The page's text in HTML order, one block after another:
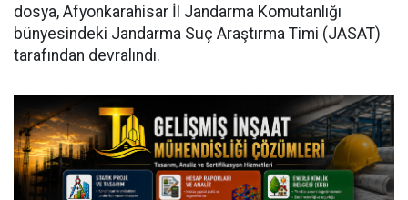
dosya, Afyonkarahisar İl Jandarma Komutanlığı
bünyesindeki Jandarma Suç Araştırma Timi (JASAT)
tarafından devralındı.